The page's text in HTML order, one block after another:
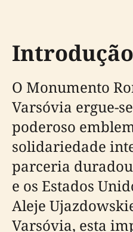
Introdução
O Monumento
Varsóvia ergue-
poderoso
solidariedade
parceria
e os Estados
Aleje
Varsóvia, esta